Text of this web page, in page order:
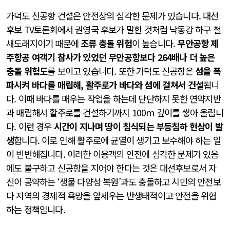
가덕도 신공항 건설은 안전상의 심각한 문제가 있습니다. 대선
후보 TV토론회에서 권영국 후보가 말한 것처럼 낙동강 하구 철
새도래지이기 때문에조류 충돌 위험이 높습니다.무안공항 제
주항공 여객기 참사가 있었던 무안공항보다 264배나 더 높은
충돌 위험도를 보이고 있습니다. 또한 가덕도 신공항은섬을 폭
파시켜 바다를 매립해, 활주로가 바다와 섬에 걸쳐서 건설됩니
다. 이때 바다를 매우는 작업을 하는데 단단하지 못한 연약지반
과 매립해서 활주로를 건설하기까지 100m 깊이를 쌓아 올립니
다. 이런 경우시간이 지나며 땅이 침식되는 부등침하 현상이 발
생합니다. 이로 인해 활주로에 균열이 생기고 보수해야 하는 일
이 빈번해집니다. 이러한 이용객의 안전에 심각한 문제가 있음
에도 불구하고 신공항을 지어야 한다는 것은 대선후보로서 자
신이 공약하는 ‘생물 다양성 복원’과도 충돌하고 시민의 안전보
다 지역의 경제적 욕망을 앞세우는 반생태적이고 안전을 위협
하는 정책입니다.